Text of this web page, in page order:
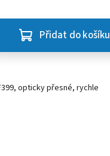
Přidat do košíku
opticky přesné, rychle